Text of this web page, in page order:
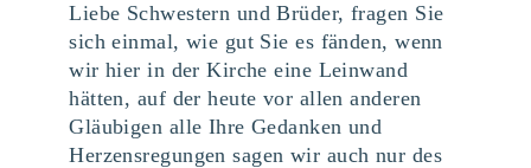
Liebe Schwestern und Brüder, fragen Sie
sich einmal, wie gut Sie es fänden, wenn
wir hier in der Kirche eine Leinwand
hätten, auf der heute vor allen anderen
Gläubigen alle Ihre Gedanken und
Herzensregungen sagen wir auch nur des